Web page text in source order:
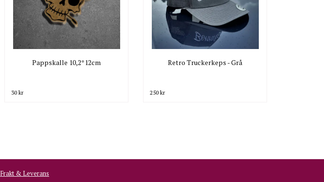
Pappskalle 10,2*12cm
30 kr
Retro Truckerkeps - Grå
250 kr
Frakt & Leverans